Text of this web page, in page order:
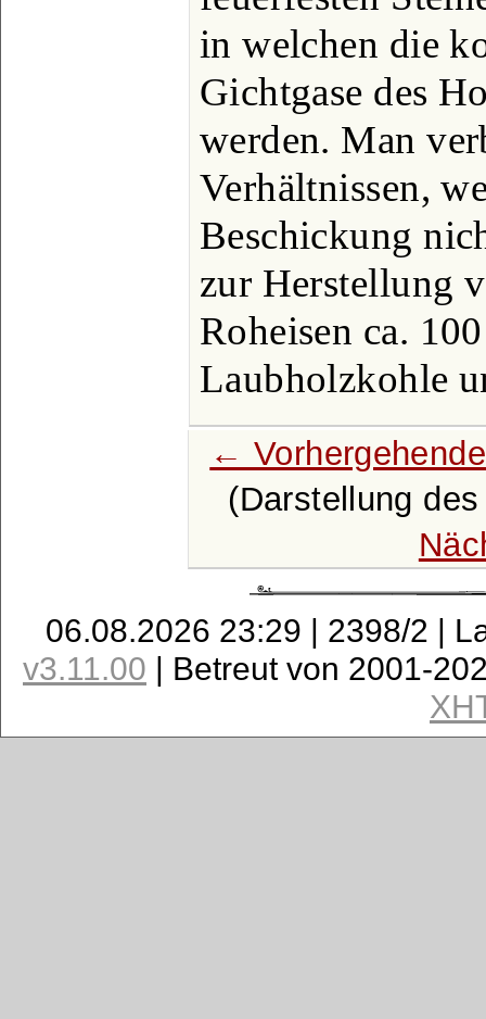
in welchen die
Gichtgase des
werden. Man
Verhältnissen,
Beschickung
zur Herstellung
Roheisen ca.
Laubholzkohle
←
(Darstellung
06.08.2026 23:29 | 2398/2 |
v3.11.00 | Betreut von 2001-